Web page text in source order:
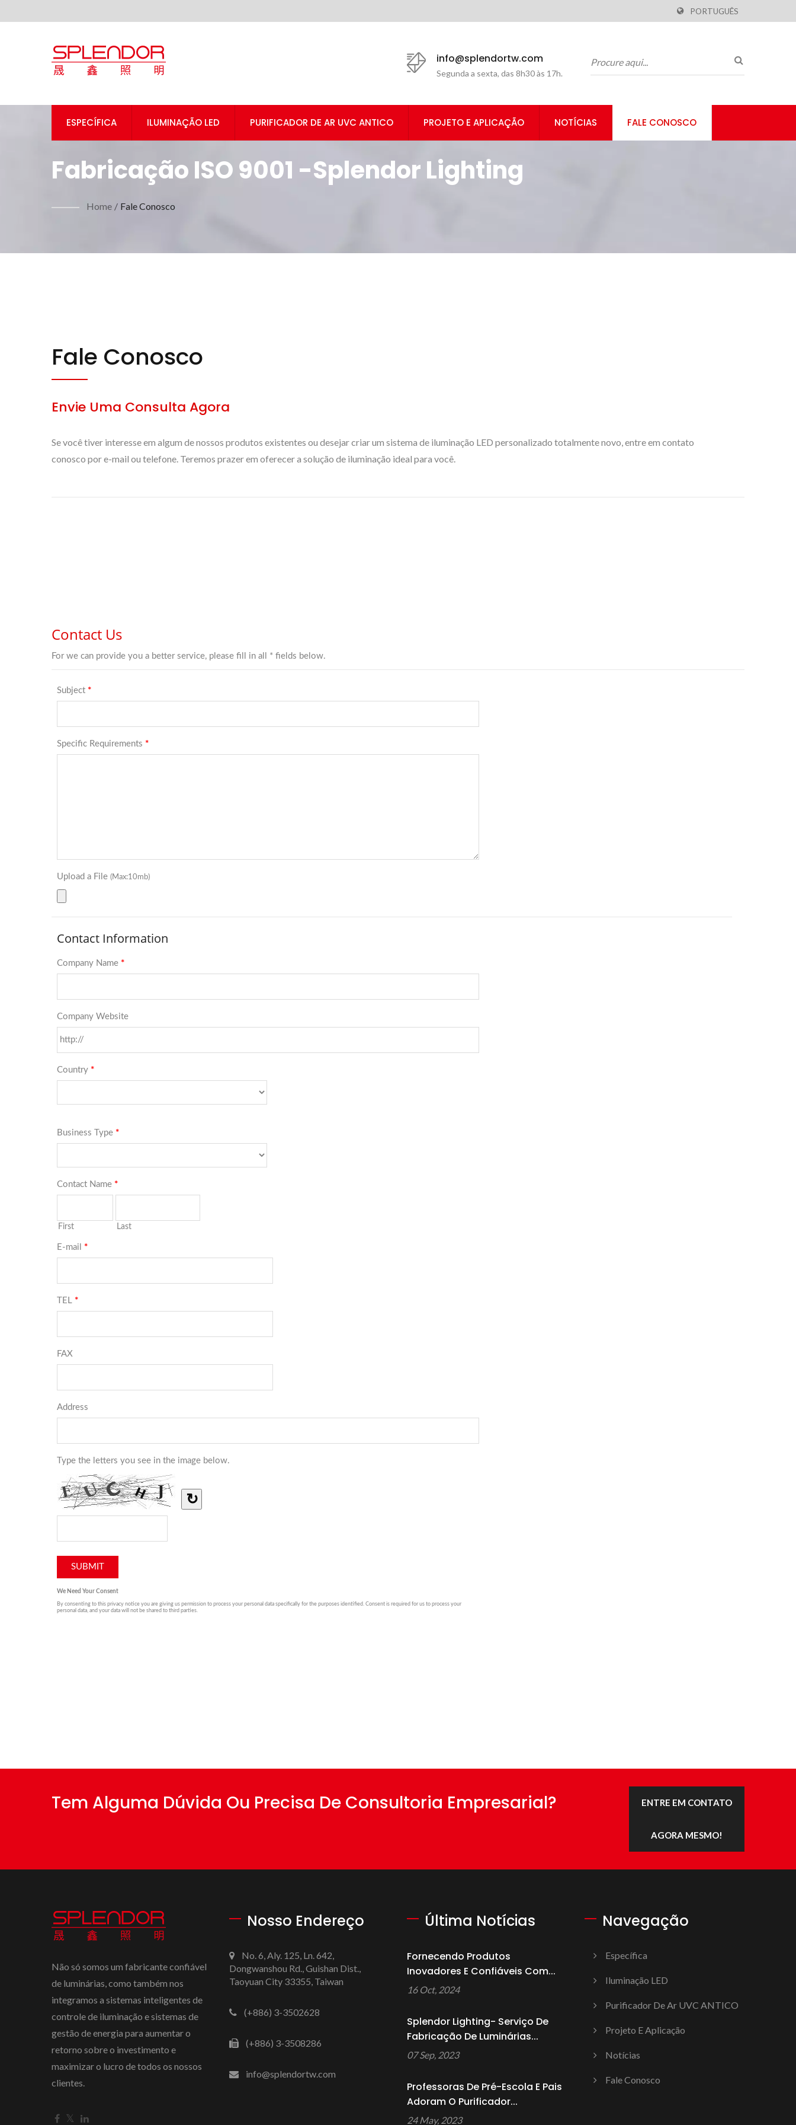
PORTUGUÊS
info@splendortw.com
Segunda a sexta, das 8h30 às 17h.
ESPECÍFICA ILUMINAÇÃO LED PURIFICADOR DE AR UVC ANTICO PROJETO E APLICAÇÃO NOTÍCIAS FALE CONOSCO
Fabricação ISO 9001 -Splendor Lighting
Home / Fale Conosco
Fale Conosco
Envie Uma Consulta Agora
Se você tiver interesse em algum de nossos produtos existentes ou desejar criar um sistema de iluminação LED personalizado totalmente novo, entre em contato
conosco por e-mail ou telefone. Teremos prazer em oferecer a solução de iluminação ideal para você.
Tem Alguma Dúvida Ou Precisa De Consultoria Empresarial? ENTRE EM CONTATO
AGORA MESMO!
Não só somos um fabricante confiável
de luminárias, como também nos
integramos a sistemas inteligentes de
controle de iluminação e sistemas de
gestão de energia para aumentar o
retorno sobre o investimento e
maximizar o lucro de todos os nossos
clientes.
Nosso Endereço
No. 6, Aly. 125, Ln. 642,
Dongwanshou Rd., Guishan Dist.,
Taoyuan City 33355, Taiwan
(+886) 3-3502628
(+886) 3-3508286
info@splendortw.com
Última Notícias
Fornecendo Produtos
Inovadores E Confiáveis ​​com...
16 Oct, 2024
Splendor Lighting- Serviço De
Fabricação De Luminárias...
07 Sep, 2023
Professoras De Pré-Escola E Pais
Adoram O Purificador...
24 May, 2023
Navegação
Específica
Iluminação LED
Purificador De Ar UVC ANTICO
Projeto E Aplicação
Notícias
Fale Conosco